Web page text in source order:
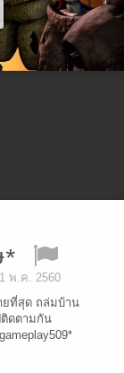
พ.ค. 2560
ยที่สุด ถล่มบ้าน
ดตามกัน